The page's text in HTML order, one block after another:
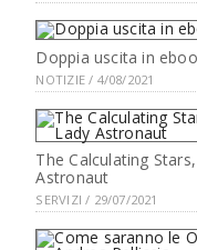
Doppia uscita in
NOTIZIE / 4/08/2021
The Calculating
Astronaut
SERVIZI / 29/07/2021